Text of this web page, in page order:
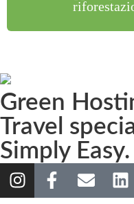
Green
Travel
Simply Easy.